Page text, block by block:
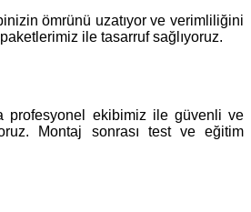
ömrünü uzatıyor ve verimliliğini
paketlerimiz ile tasarruf sağlıyoruz.
profesyonel ekibimiz ile güvenli ve
Montaj sonrası test ve eğitim